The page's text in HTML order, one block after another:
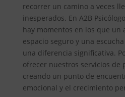
recorrer un camino a veces
inesperados. En A2B
hay momentos en los que un
espacio seguro y una
una diferencia significativa.
ofrecer nuestros servicios de
creando un punto de
emocional y el crecimiento